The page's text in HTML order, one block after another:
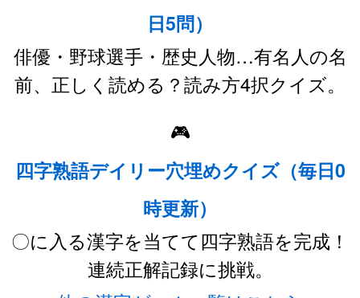
日5問）
俳優・野球選手・歴史人物…有名人の名
前、正しく読める？読み方4択クイズ。
🎮
四字熟語デイリー穴埋めクイズ（毎日0
時更新）
〇に入る漢字を当てて四字熟語を完成！
連続正解記録に挑戦。